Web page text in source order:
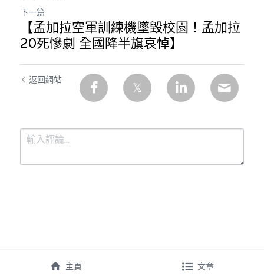
下一篇
【孟加拉空軍訓練機墜毀校園！孟加拉
20死慘劇 全國降半旗哀悼】
返回網站
主頁 文章